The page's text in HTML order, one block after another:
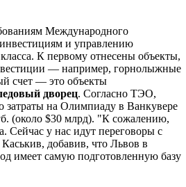
Международного
и управлению
К первому отнесены объекты,
— например, горнолыжные
счет — это объекты
дворец. Согласно ТЭО,
затраты на Олимпиаду в Ванкувере
(около $30 млрд). "К сожалению,
Сейчас у нас идут переговоры с
добавив, что Львов в
имеет самую подготовленную базу